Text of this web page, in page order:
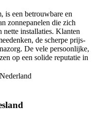
is een betrouwbare en
zonnepanelen die zich
nette installaties. Klanten
de scherpe prijs-
De vele persoonlijke,
op een solide reputatie in